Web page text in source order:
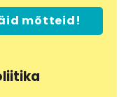
mõtteid!